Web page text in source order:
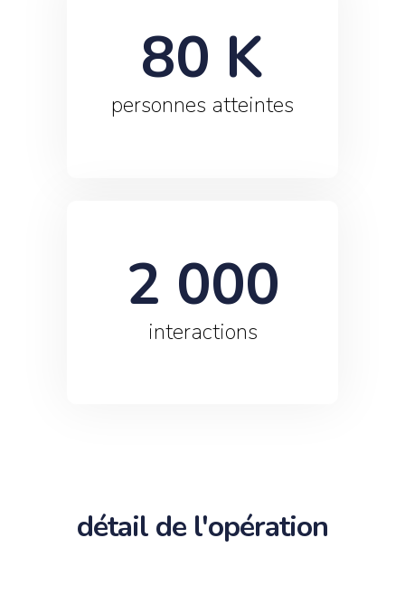
personnes atteintes
80 K
interactions
2 000
détail de l'opération